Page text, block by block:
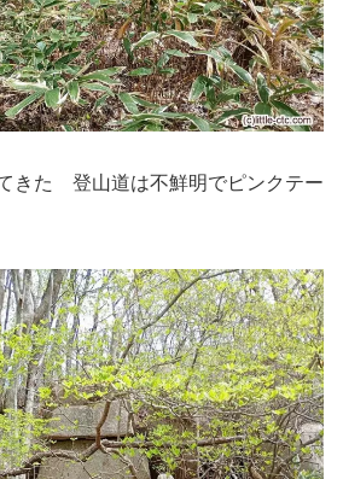
きた 登山道は不鮮明でピンクテー